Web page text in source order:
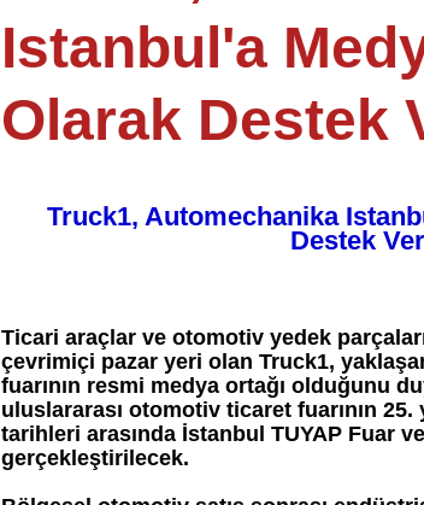
Istanbul'a
Olarak Destek
Truck1, Automechanika
Destek
Ticari araçlar ve otomotiv yedek
çevrimiçi pazar yeri olan Truck1,
fuarının resmi medya ortağı olduğunu
uluslararası otomotiv ticaret fuarının 25.
tarihleri arasında İstanbul TUYAP Fuar
gerçekleştirilecek.